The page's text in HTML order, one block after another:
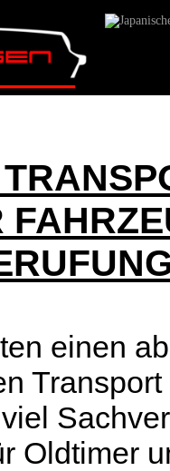
einen
Oldtimer